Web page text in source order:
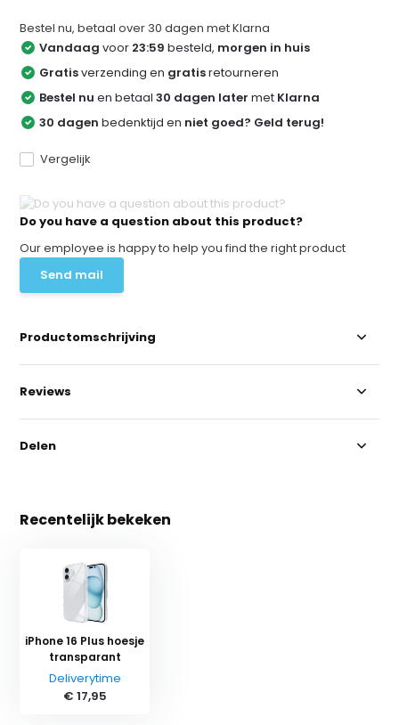
Bestel nu, betaal over 30 dagen met Klarna
Vandaag voor 23:59 besteld, morgen in huis
Gratisverzending en gratisretourneren
Bestel nu en betaal30 dagen later met Klarna
30 dagen bedenktijd en niet goed? Geld terug!
Vergelijk
Do you have a question about this product?
Our employee is happy to help you find the right product
Send mail
Productomschrijving
Reviews
Delen
Recentelijk bekeken
iPhone 16 Plus hoesje
transparant
Deliverytime
€ 17,95